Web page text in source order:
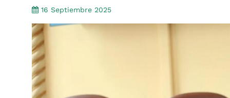
16 Septiembre 2025